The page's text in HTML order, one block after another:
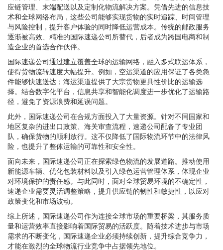
应链管理、末端配送以及定制化物流解决方案。凭借先进的信息技
术和全球网络布局，这些公司能够实现货物的实时追踪、时间管理
与风险控制，提升客户体验的同时降低运营成本。传统的邮政服务
逐渐被高效、精准的国际速递公司所替代，后者成为跨国电商和制
造企业的首选合作伙伴。
国际速递公司通过建立覆盖全球的运输网络，融入多式联运体系，
使得货物流转速度大幅提升。例如，空运渠道的应用保证了各类急
件能够快速送达；海运渠道提供了大宗货物更具性价比的运输选
择。结合数字化平台，信息共享和智能化调度进一步优化了运输路
径，避免了资源浪费和延误问题。
此外，国际速递公司在合规方面投入了大量资源。针对不同国家和
地区复杂的进出口政策、海关审查流程，速递公司配备了专业团
队，确保货物的顺利放行。这不仅降低了国际物流环节中的法律风
险，也提升了整体运输的可靠性和安全性。
面向未来，国际速递公司正在探索绿色物流的发展道路。推动使用
新能源车辆、优化包装材料以及引入绿色运营管理体系，体现企业
对环境保护的责任感。与此同时，面对全球贸易环境的不确定性，
速递企业需要灵活调整策略，提升供应链的韧性和敏捷性，以应对
政策变化和市场波动。
综上所述，国际速递公司作为连接全球市场的重要桥梁，其服务质
量和运营效率直接影响着国际贸易的活跃度。随着技术进步与市场
需求的不断变化，国际速递企业必须持续创新，提升综合竞争力，
才能在激烈的全球物流行业竞争中占据领先地位。